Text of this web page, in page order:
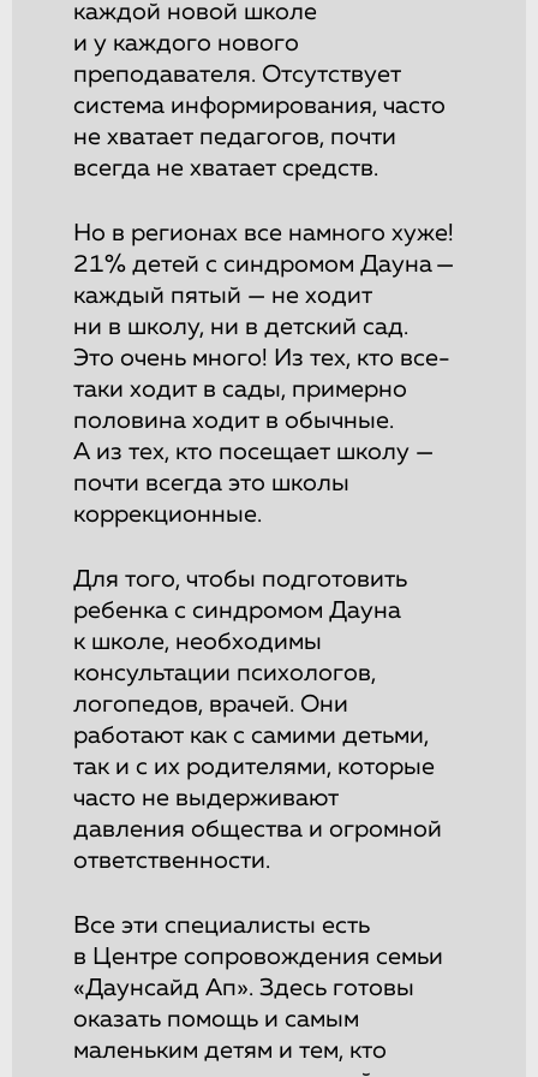
каждой новой школе
и у каждого нового
преподавателя. Отсутствует
система информирования, часто
не хватает педагогов, почти
всегда не хватает средств.
Но в регионах все намного хуже!
21% детей с синдромом Дауна —
каждый пятый — не ходит
ни в школу, ни в детский сад.
Это очень много! Из тех, кто все-
таки ходит в сады, примерно
половина ходит в обычные.
А из тех, кто посещает школу —
почти всегда это школы
коррекционные.
Для того, чтобы подготовить
ребенка с синдромом Дауна
к школе, необходимы
консультации психологов,
логопедов, врачей. Они
работают как с самими детьми,
так и с их родителями, которые
часто не выдерживают
давления общества и огромной
ответственности.
Все эти специалисты есть
в Центре сопровождения семьи
«Даунсайд Ап». Здесь готовы
оказать помощь и самым
маленьким детям и тем, кто